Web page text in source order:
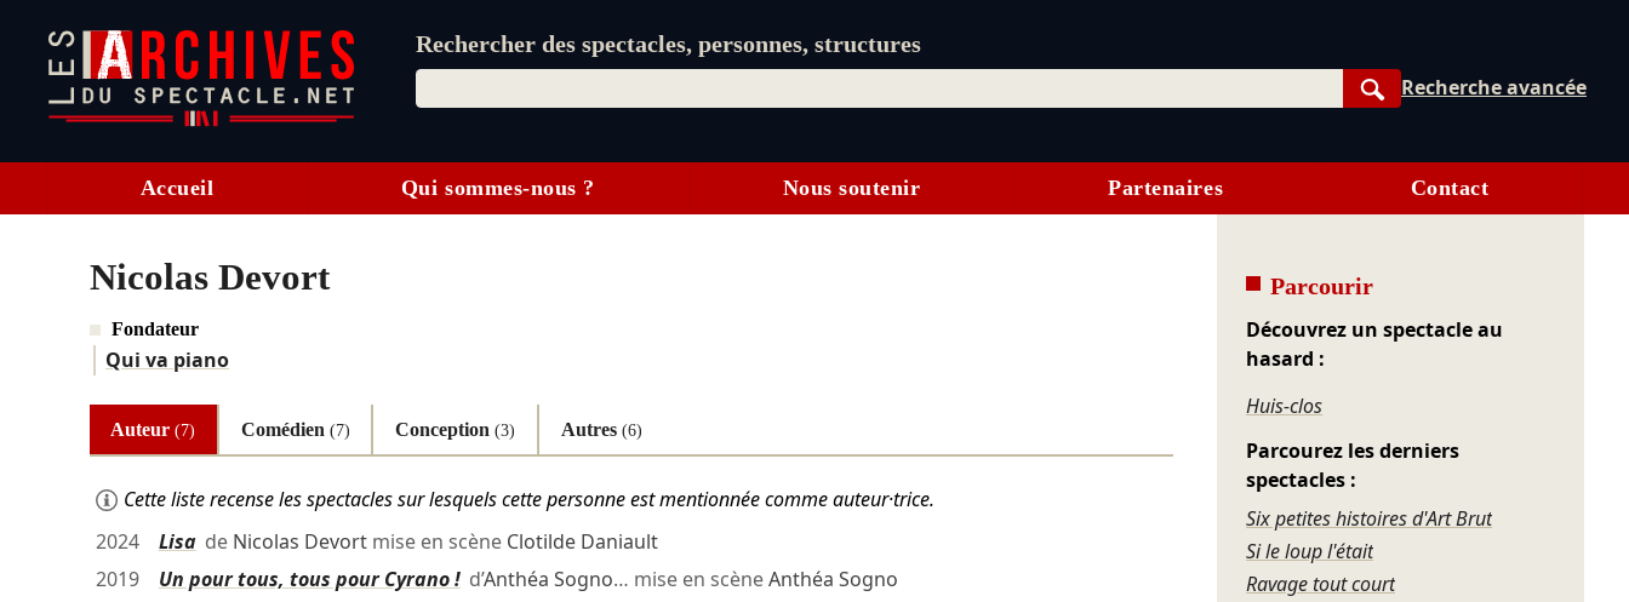
Rechercher des spectacles, personnes, structures
Rechercher
Recherche avancée
Accueil Qui sommes-nous ? Nous soutenir Partenaires Contact
Nicolas Devort
Fondateur
Qui va piano
Auteur(7) Comédien (7) Conception(3) Autres (6)
Cette liste recense les spectacles sur lesquels cette personne est mentionnée comme auteur·trice.
2024
Lisade Nicolas Devortmise en scène Clotilde Daniault
2019
Un pour tous, tous pour Cyrano !d’Anthéa Sogno… mise en scèneAnthéa Sogno
Parcourir
Découvrez un spectacle au
hasard :
Huis-clos
Parcourez les derniers
spectacles :
Six petites histoires d'Art Brut
Si le loup l'était
Ravage tout court